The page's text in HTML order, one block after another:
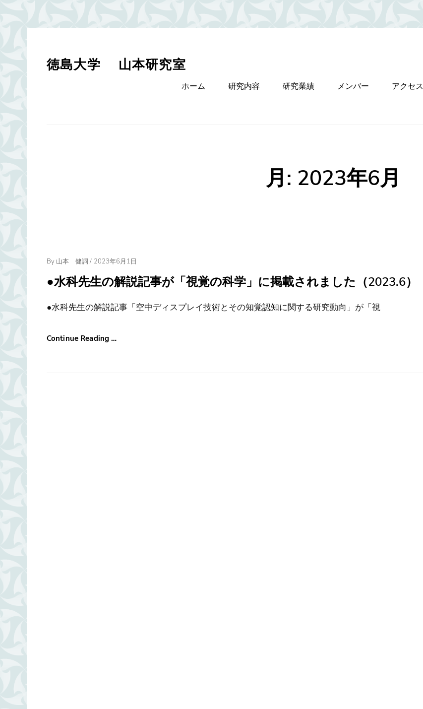
content徳島大学 山本研究室
ホーム 研究内容 研究業績 メンバー アクセス
月: 2023年6月
By 山本 健詞 / Posted
2023年6月1日
●水科先生の解説記事が「視覚の科学」に掲載されました（2023.6）
●水科先生の解説記事「空中ディスプレイ技術とその知覚認知に関する研究動向」が「視
Continue Reading …